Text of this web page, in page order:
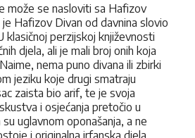
može se nasloviti sa Hafizov
Hafizov Divan od davnina slovio
klasičnoj perzijskoj književnosti
djela, ali je mali broj onih koja
nema puno divana ili zbirki
jeziku koje drugi smatraju
zaista bio arif, te je svoja
i osjećanja pretočio u
uglavnom oponašanja, a ne
i originalna irfanska djela